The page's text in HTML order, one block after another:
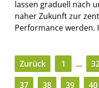
lassen graduell nach
naher Zukunft zur
Performance werden.
Zurück 1 …
37
38 39 40